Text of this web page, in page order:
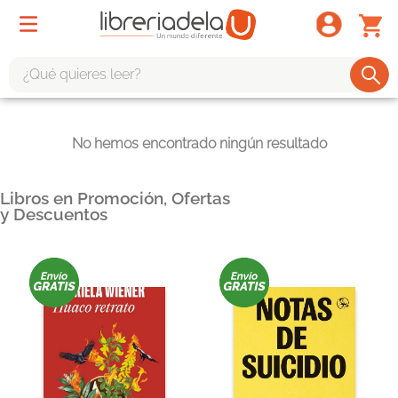
No hemos encontrado ningún resultado
Libros en Promoción, Ofertas
y Descuentos
odisea
3.
harry potter
5.
edición especial
6
tarot
divina comedia
1984
ingenieria